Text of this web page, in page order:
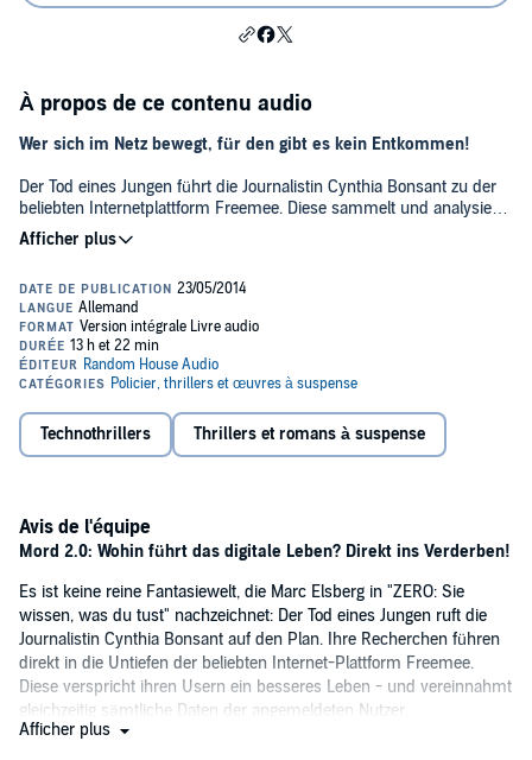
À propos de ce contenu audio
Wer sich im Netz bewegt, für den gibt es kein Entkommen!
Der Tod eines Jungen führt die Journalistin Cynthia Bonsant zu der
beliebten Internetplattform Freemee. Diese sammelt und analysiert
Daten - und verspricht dadurch ihren Millionen Nutzern ein
besseres Leben und mehr Erfolg. Nur einer warnt vor Freemee und
meistgesuchte Online-Aktivist der Welt. Als Cynthia anfängt, genauer
zu recherchieren, wird sie selbst zur Gejagten. Doch in einer Welt
voller Kameras, Datenbrillen und Smartphones gibt es kein
Entkommen...©2014 Blanvalet (P)2014 Random House Audio
Technothrillers Thrillers et romans à suspense
Avis de l'équipe
Mord 2.0: Wohin führt das digitale Leben? Direkt ins Verderben!
Es ist keine reine Fantasiewelt, die Marc Elsberg in "ZERO: Sie
wissen, was du tust" nachzeichnet: Der Tod eines Jungen ruft die
Journalistin Cynthia Bonsant auf den Plan. Ihre Recherchen führen
direkt in die Untiefen der beliebten Internet-Plattform Freemee.
Diese verspricht ihren Usern ein besseres Leben - und vereinnahmt
gleichzeitig sämtliche Daten der angemeldeten Nutzer.
Afficher plus